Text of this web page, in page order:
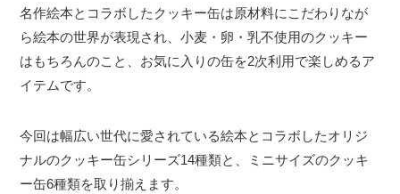
名作絵本とコラボしたクッキー缶は原材料にこだわりなが
ら絵本の世界が表現され、小麦・卵・乳不使用のクッキー
はもちろんのこと、お気に入りの缶を2次利用で楽しめるア
イテムです。
今回は幅広い世代に愛されている絵本とコラボしたオリジ
ナルのクッキー缶シリーズ14種類と、ミニサイズのクッキ
ー缶6種類を取り揃えます。